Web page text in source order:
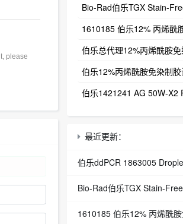
please
最近更新：